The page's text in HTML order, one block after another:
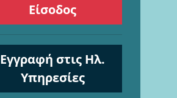
Είσοδος
Εγγραφή στις Ηλ.
Υπηρεσίες